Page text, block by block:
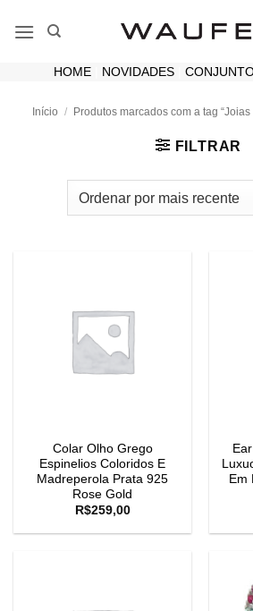
HOME| NOVIDADES|
Início / Produtos marcados com a tag “Joias
FILTRAR
Colar Olho Grego
Espinelios Coloridos E
Madreperola Prata 925
Rose Gold
R$259,00
Em